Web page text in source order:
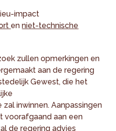
impact
enniet-technische
zullen opmerkingen en
aan de regering
Gewest, die het
inwinnen. Aanpassingen
voorafgaand aan een
de regering advies